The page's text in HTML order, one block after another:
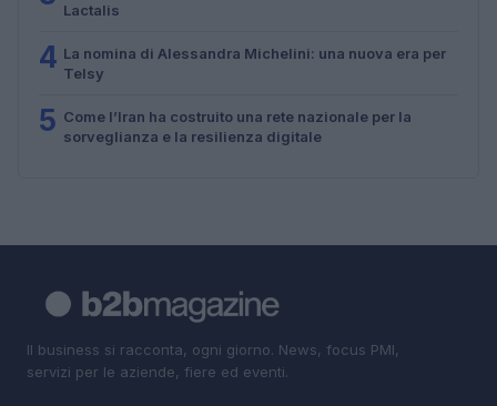
Lactalis
4 La nomina di Alessandra Michelini: una nuova era per
Telsy
5 Come l’Iran ha costruito una rete nazionale per la
sorveglianza e la resilienza digitale
Il business si racconta, ogni giorno. News, focus PMI,
servizi per le aziende, fiere ed eventi.